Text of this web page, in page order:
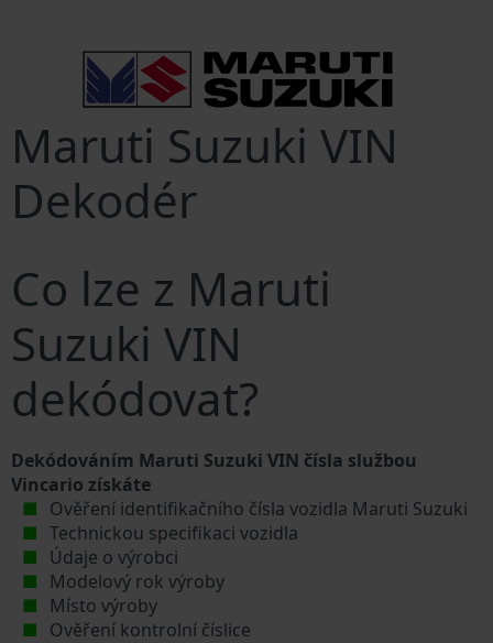
Maruti Suzuki VIN
Dekodér
Co lze z Maruti
Suzuki VIN
dekódovat?
Dekódováním Maruti Suzuki VIN čísla službou
Vincario získáte
Ověření identifikačního čísla vozidla Maruti Suzuki
Technickou specifikaci vozidla
Údaje o výrobci
Modelový rok výroby
Místo výroby
Ověření kontrolní číslice